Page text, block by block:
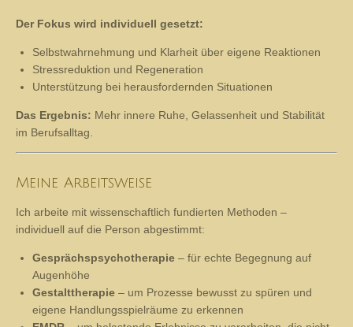
Sie zielt darauf ab, Stress, Anspannung und belastende
Situationen spürbar zu verarbeiten und innere Stabilität zu
Der Fokus wird individuell gesetzt:
Selbstwahrnehmung und Klarheit über eigene Reaktionen
Stressreduktion und Regeneration
Unterstützung bei herausfordernden Situationen
Das Ergebnis:Mehr innere Ruhe, Gelassenheit und Stabilität
im Berufsalltag.
Meine Arbeitsweise
Ich arbeite mit wissenschaftlich fundierten Methoden –
individuell auf die Person abgestimmt:
Gesprächspsychotherapie– für echte Begegnung auf
Augenhöhe